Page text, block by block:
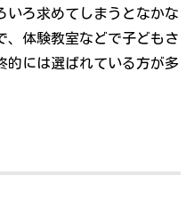
ろ求めてしまうとなかな
、体験教室などで子どもさ
的には選ばれている方が多